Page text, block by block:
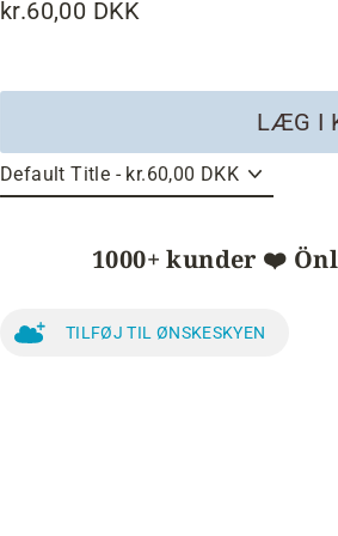
Normalpris
kr.60,00 DKK
LÆG I
1000+ kunder ❤️
TILFØJ TIL ØNSKESKYEN